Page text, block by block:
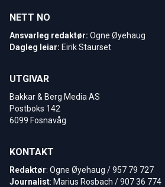
NETT NO
Ansvarleg redaktør: Ogne Øyehaug
Dagleg leiar: Eirik Staurset
UTGIVAR
Bakkar & Berg Media AS
Postboks 142
6099 Fosnavåg
KONTAKT
Redaktør: Ogne Øyehaug / 957 79 727
Journalist: Marius Rosbach / 907 36 774